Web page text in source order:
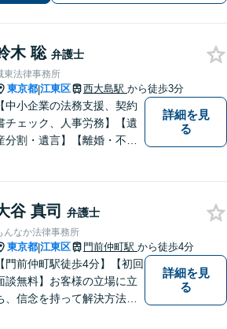
木 聡 弁護士
東法律事務所
東京都|江東区 西大島駅 から徒歩3分
【中小企業の法務支援、契約
チェック、人事労務】【遺
分割・遺言】【離婚・不倫
野あり】民間企業出身の弁
士が、経営者・ビジネスパ
ソンの悩みに「速く・適切
に」対応。
詳細を見
る
谷 真司 弁護士
んなか法律事務所
東京都|江東区 門前仲町駅 から徒歩4分
【門前仲町駅徒歩4分】【初回
談無料】お客様の立場に立
、信念を持って解決方法を
詳細を見
る